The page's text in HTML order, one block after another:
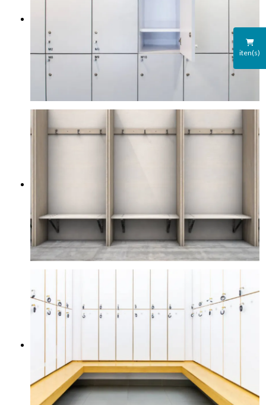
iten(s)